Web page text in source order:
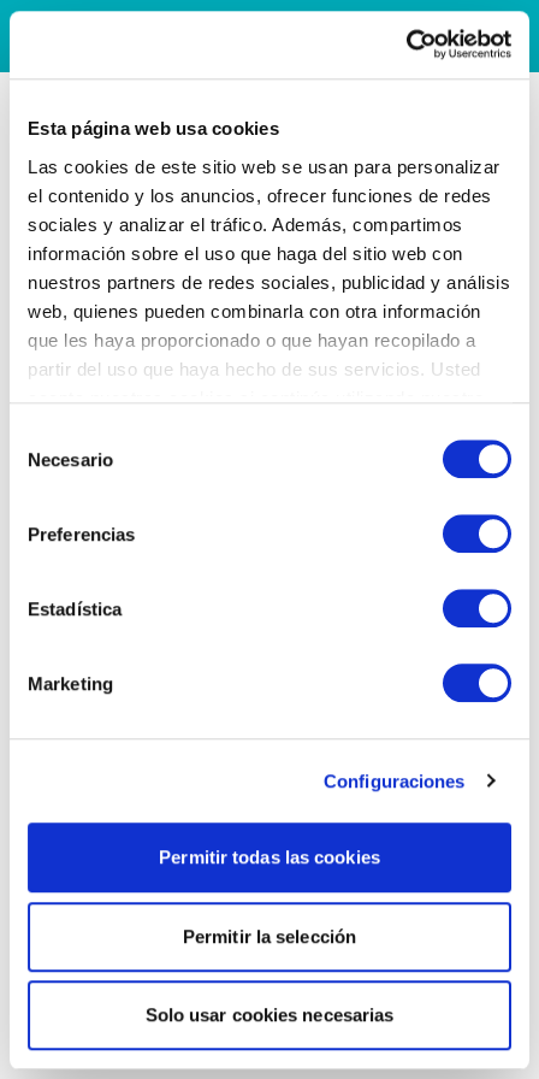
Esta página web usa cookies
Las cookies de este sitio web se usan para personalizar
el contenido y los anuncios, ofrecer funciones de redes
sociales y analizar el tráfico. Además, compartimos
información sobre el uso que haga del sitio web con
nuestros partners de redes sociales, publicidad y análisis
web, quienes pueden combinarla con otra información
que les haya proporcionado o que hayan recopilado a
partir del uso que haya hecho de sus servicios. Usted
Necesario
Preferencias
Estadística
Marketing
Configuraciones
Permitir todas las cookies
Permitir la selección
Solo usar cookies necesarias